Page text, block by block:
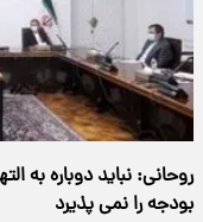
روحانی: نباید دوباره به
بودجه را نمی پذیرد